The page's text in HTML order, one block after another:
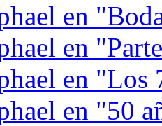
en
en
en "Los
en "50